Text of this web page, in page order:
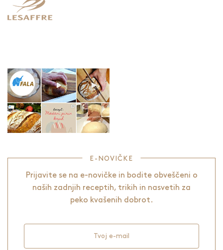
E-NOVIČKE
Prijavite se na e-novičke in bodite obveščeni o
naših zadnjih receptih, trikih in nasvetih za
peko kvašenih dobrot.
Tvoj e-mail